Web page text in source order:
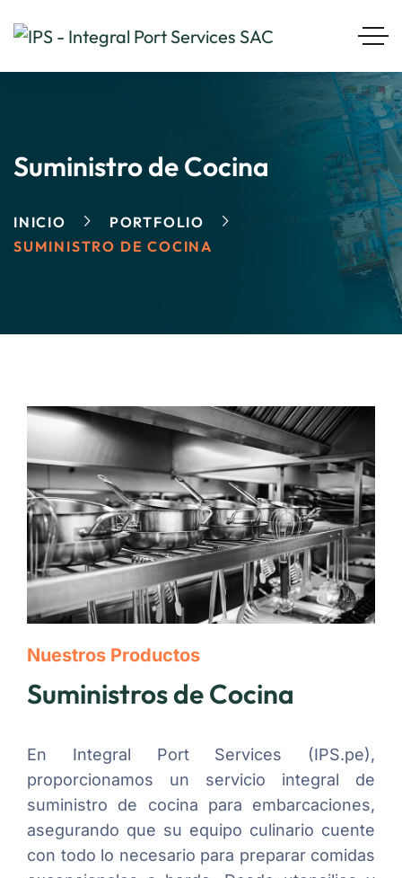
Suministro de Cocina
INICIO
PORTFOLIO
SUMINISTRO DE COCINA
Nuestros Productos
Suministros de Cocina
En Integral Port Services (IPS.pe),
proporcionamos un servicio integral de
suministro de cocina para embarcaciones,
asegurando que su equipo culinario cuente
con todo lo necesario para preparar comidas